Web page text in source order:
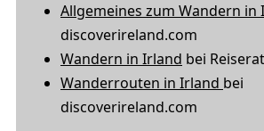
Allgemeines zum Wandern in
discoverireland.com
Wandern in Irland bei
Wanderrouten in Irland bei
discoverireland.com